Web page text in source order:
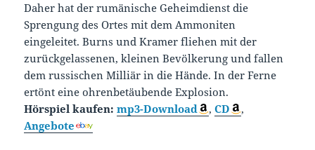
Daher hat der rumänische Geheimdienst die
Sprengung des Ortes mit dem Ammoniten
eingeleitet. Burns und Kramer fliehen mit der
zurückgelassenen, kleinen Bevölkerung und fallen
dem russischen Milliär in die Hände. In der Ferne
ertönt eine ohrenbetäubende Explosion.
Hörspiel kaufen: mp3-Download ,CD
,
Angebote